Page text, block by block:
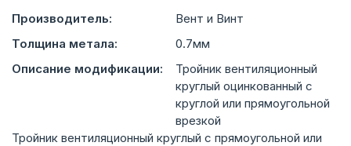
Производитель:
Вент и Винт
Толщина метала:
0.7мм
Описание модификации:
Тройник вентиляционный
круглый оцинкованный с
круглой или прямоугольной
врезкой
Тройник вентиляционный круглый с прямоугольной или